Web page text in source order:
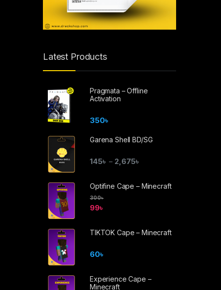
Latest Products
Pragmata – Offline
Activation
350৳
Garena Shell BD/SG
145৳ – 2,675৳
Optifine Cape – Minecraft
99৳
300৳
TIKTOK Cape – Minecraft
60৳
Experience Cape –
Minecraft